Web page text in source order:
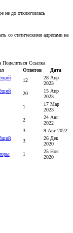
не до отключилась
со статическими адресами на
Поделиться Ссылка
Ответов
Дата
12
28 Апр
2023
20
15 Апр
2023
1
17 Мар
2023
2
24 Авг
2022
3
9 Авг 2022
3
26 Дек
2020
1
25 Ноя
2020